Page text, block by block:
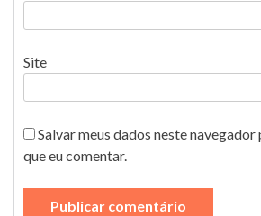
Site
Salvar meus dados neste
que eu comentar.